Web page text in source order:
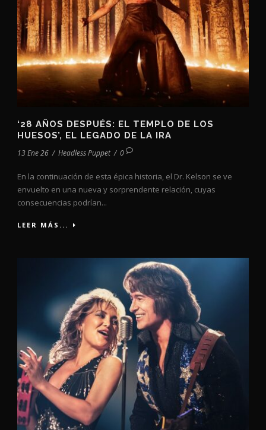
‘28 AÑOS DESPUÉS: EL TEMPLO DE LOS
HUESOS’, EL LEGADO DE LA IRA
13 Ene 26 / Headless Puppet / 0
En la continuación de esta épica historia, el Dr. Kelson se ve
envuelto en una nueva y sorprendente relación, cuyas
consecuencias podrían...
LEER MÁS...